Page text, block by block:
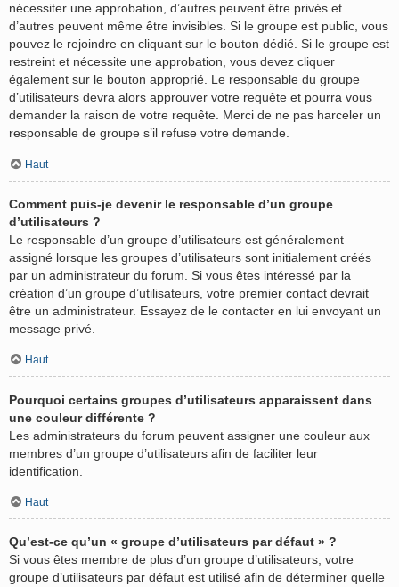
nécessiter une approbation, d’autres peuvent être privés et
d’autres peuvent même être invisibles. Si le groupe est public, vous
pouvez le rejoindre en cliquant sur le bouton dédié. Si le groupe est
restreint et nécessite une approbation, vous devez cliquer
également sur le bouton approprié. Le responsable du groupe
d’utilisateurs devra alors approuver votre requête et pourra vous
demander la raison de votre requête. Merci de ne pas harceler un
responsable de groupe s’il refuse votre demande.
Haut
Comment puis-je devenir le responsable d’un groupe
d’utilisateurs ?
Le responsable d’un groupe d’utilisateurs est généralement
assigné lorsque les groupes d’utilisateurs sont initialement créés
par un administrateur du forum. Si vous êtes intéressé par la
création d’un groupe d’utilisateurs, votre premier contact devrait
être un administrateur. Essayez de le contacter en lui envoyant un
message privé.
Haut
Pourquoi certains groupes d’utilisateurs apparaissent dans
une couleur différente ?
Les administrateurs du forum peuvent assigner une couleur aux
membres d’un groupe d’utilisateurs afin de faciliter leur
identification.
Haut
Qu’est-ce qu’un « groupe d’utilisateurs par défaut » ?
Si vous êtes membre de plus d’un groupe d’utilisateurs, votre
groupe d’utilisateurs par défaut est utilisé afin de déterminer quelle